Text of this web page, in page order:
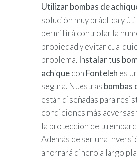
Utilizar bombas de
solución muy práctica y
permitirá controlar la
propiedad y evitar
problema. Instalar tus
achiquecon Fonteleh es
segura. Nuestras bombas
están diseñadas para
condiciones más
la protección de tu
Además de ser una
ahorrará dinero a largo